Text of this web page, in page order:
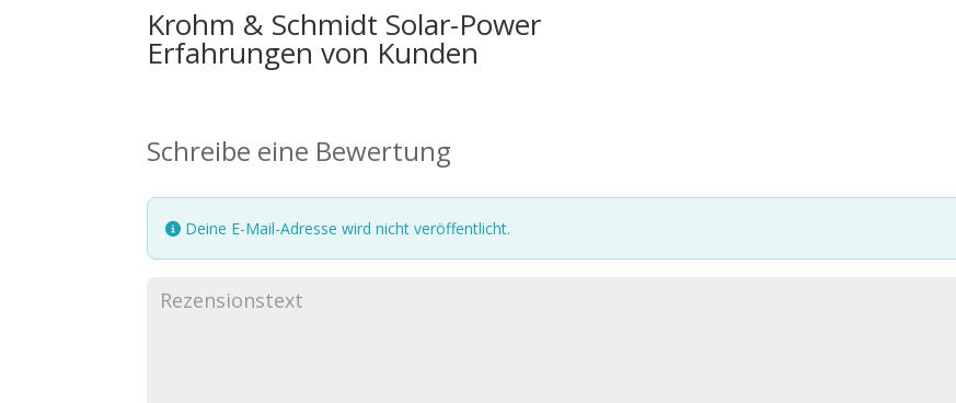
Krohm & Schmidt Solar-Power
Erfahrungen von Kunden
Schreibe eine Bewertung
Deine E-Mail-Adresse wird nicht veröffentlicht.